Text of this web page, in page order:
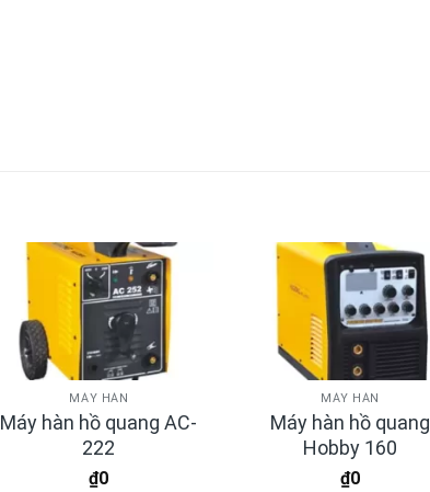
MÁY HÀN
Máy hàn hồ quang AC-
222
₫0
MÁY HÀN
Máy hàn hồ quang
Hobby 160
₫0